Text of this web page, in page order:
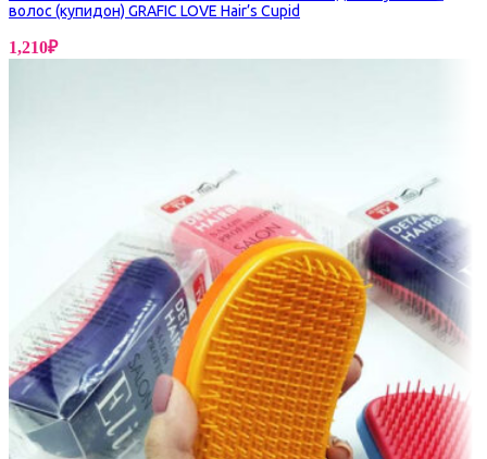
волос (купидон) GRAFIC LOVE Hair’s Cupid
1,210₽